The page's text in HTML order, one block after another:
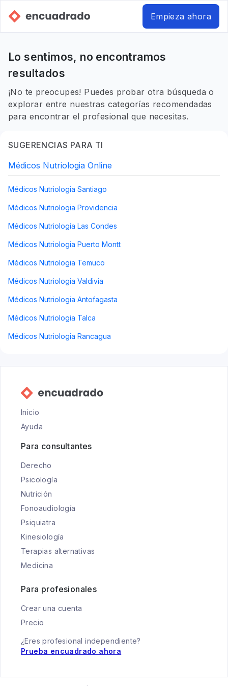
Empieza ahora
Lo sentimos, no encontramos
resultados
¡No te preocupes! Puedes probar otra búsqueda o
explorar entre nuestras categorías recomendadas
para encontrar el profesional que necesitas.
SUGERENCIAS PARA TI
Médicos Nutriologia Online
Médicos Nutriologia Santiago
Médicos Nutriologia Providencia
Médicos Nutriologia Las Condes
Médicos Nutriologia Puerto Montt
Médicos Nutriologia Temuco
Médicos Nutriologia Valdivia
Médicos Nutriologia Antofagasta
Médicos Nutriologia Talca
Médicos Nutriologia Rancagua
Inicio
Ayuda
Para consultantes
Derecho
Psicología
Nutrición
Fonoaudiología
Psiquiatra
Kinesiología
Terapias alternativas
Medicina
Para profesionales
Crear una cuenta
Precio
¿Eres profesional independiente?
Prueba encuadrado ahora